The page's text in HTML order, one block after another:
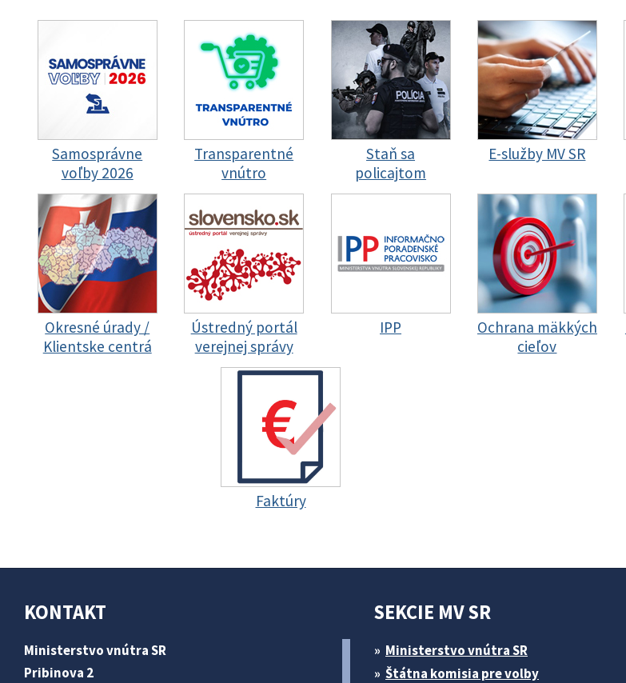
Samosprávne
voľby 2026
Transparentné
vnútro
Staň sa
policajtom
E-služby MV SR
Okresné úrady /
Klientske centrá
Ústredný portál
verejnej správy
IPP
Ochrana mäkkých
cieľov
Faktúry
KONTAKT
Ministerstvo vnútra SR
Pribinova 2
SEKCIE MV SR
Ministerstvo vnútra SR
Štátna komisia pre volby